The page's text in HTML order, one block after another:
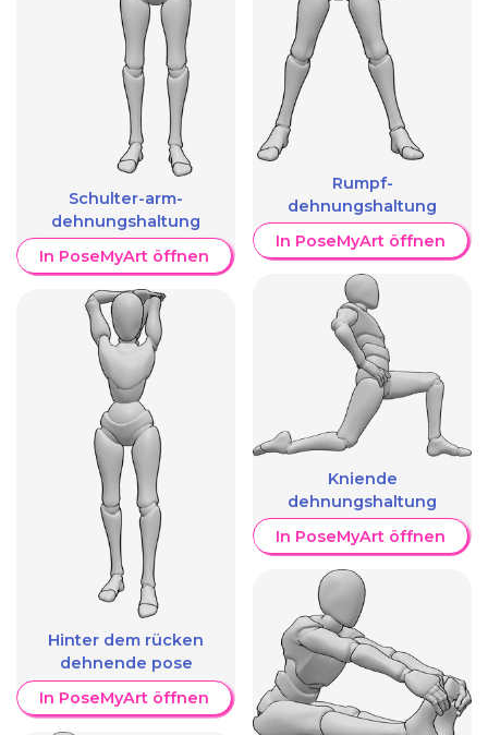
Schulter-arm-
dehnungshaltung
In PoseMyArt öffnen
Hinter dem rücken
dehnende pose
In PoseMyArt öffnen
Rumpf-
dehnungshaltung
In PoseMyArt öffnen
Kniende
dehnungshaltung
In PoseMyArt öffnen